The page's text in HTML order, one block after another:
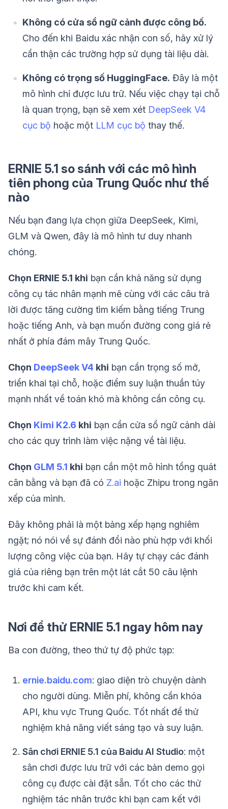
Không có cửa sổ ngữ cảnh được công bố.
Cho đến khi Baidu xác nhận con số, hãy xử lý
cẩn thận các trường hợp sử dụng tài liệu dài.
Không có trọng số HuggingFace. Đây là một
mô hình chỉ được lưu trữ. Nếu việc chạy tại chỗ
là quan trọng, bạn sẽ xem xét DeepSeek V4
cục bộ hoặc một LLM cục bộ thay thế.
ERNIE 5.1 so sánh với các mô hình
tiên phong của Trung Quốc như thế
nào
Nếu bạn đang lựa chọn giữa DeepSeek, Kimi,
GLM và Qwen, đây là mô hình tư duy nhanh
chóng.
Chọn ERNIE 5.1 khi bạn cần khả năng sử dụng
công cụ tác nhân mạnh mẽ cùng với các câu trả
lời được tăng cường tìm kiếm bằng tiếng Trung
hoặc tiếng Anh, và bạn muốn đường cong giá rẻ
nhất ở phía đám mây Trung Quốc.
Chọn DeepSeek V4 khi bạn cần trọng số mở,
triển khai tại chỗ, hoặc điểm suy luận thuần túy
mạnh nhất về toán khó mà không cần công cụ.
Chọn Kimi K2.6 khi bạn cần cửa sổ ngữ cảnh dài
cho các quy trình làm việc nặng về tài liệu.
Chọn GLM 5.1 khi bạn cần một mô hình tổng quát
cân bằng và bạn đã có Z.ai hoặc Zhipu trong ngăn
xếp của mình.
Đây không phải là một bảng xếp hạng nghiêm
ngặt; nó nói về sự đánh đổi nào phù hợp với khối
lượng công việc của bạn. Hãy tự chạy các đánh
giá của riêng bạn trên một lát cắt 50 câu lệnh
trước khi cam kết.
Nơi để thử ERNIE 5.1 ngay hôm nay
Ba con đường, theo thứ tự độ phức tạp:
ernie.baidu.com: giao diện trò chuyện dành
cho người dùng. Miễn phí, không cần khóa
API, khu vực Trung Quốc. Tốt nhất để thử
nghiệm khả năng viết sáng tạo và suy luận.
Sân chơi ERNIE 5.1 của Baidu AI Studio: một
sân chơi được lưu trữ với các bản demo gọi
công cụ được cài đặt sẵn. Tốt cho các thử
nghiệm tác nhân trước khi bạn cam kết với